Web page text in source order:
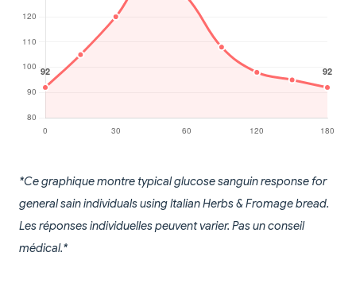
*Ce graphique montre typical glucose sanguin response for
general sain individuals using Italian Herbs & Fromage bread.
Les réponses individuelles peuvent varier. Pas un conseil
médical.*